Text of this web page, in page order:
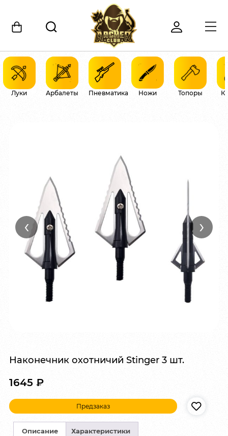
Луки Арбалеты Пневматика Ножи Топоры
‹ ›
Наконечник охотничий Stinger 3 шт.
1645 ₽
Предзаказ
Описание Характеристики